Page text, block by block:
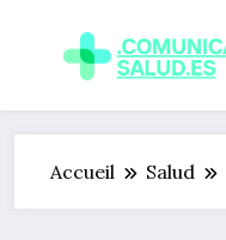
Accueil Salud